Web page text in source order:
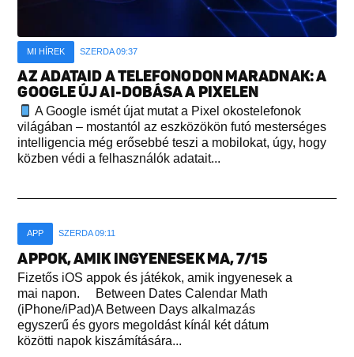
MI HÍREK SZERDA 09:37
AZ ADATAID A TELEFONODON MARADNAK: A
GOOGLE ÚJ AI-DOBÁSA A PIXELEN
A Google ismét újat mutat a Pixel okostelefonok
világában – mostantól az eszközökön futó mesterséges
intelligencia még erősebbé teszi a mobilokat, úgy, hogy
közben védi a felhasználók adatait...
APP SZERDA 09:11
APPOK, AMIK INGYENESEK MA, 7/15
Fizetős iOS appok és játékok, amik ingyenesek a
mai napon. Between Dates Calendar Math
(iPhone/iPad)A Between Days alkalmazás
egyszerű és gyors megoldást kínál két dátum
közötti napok kiszámítására...